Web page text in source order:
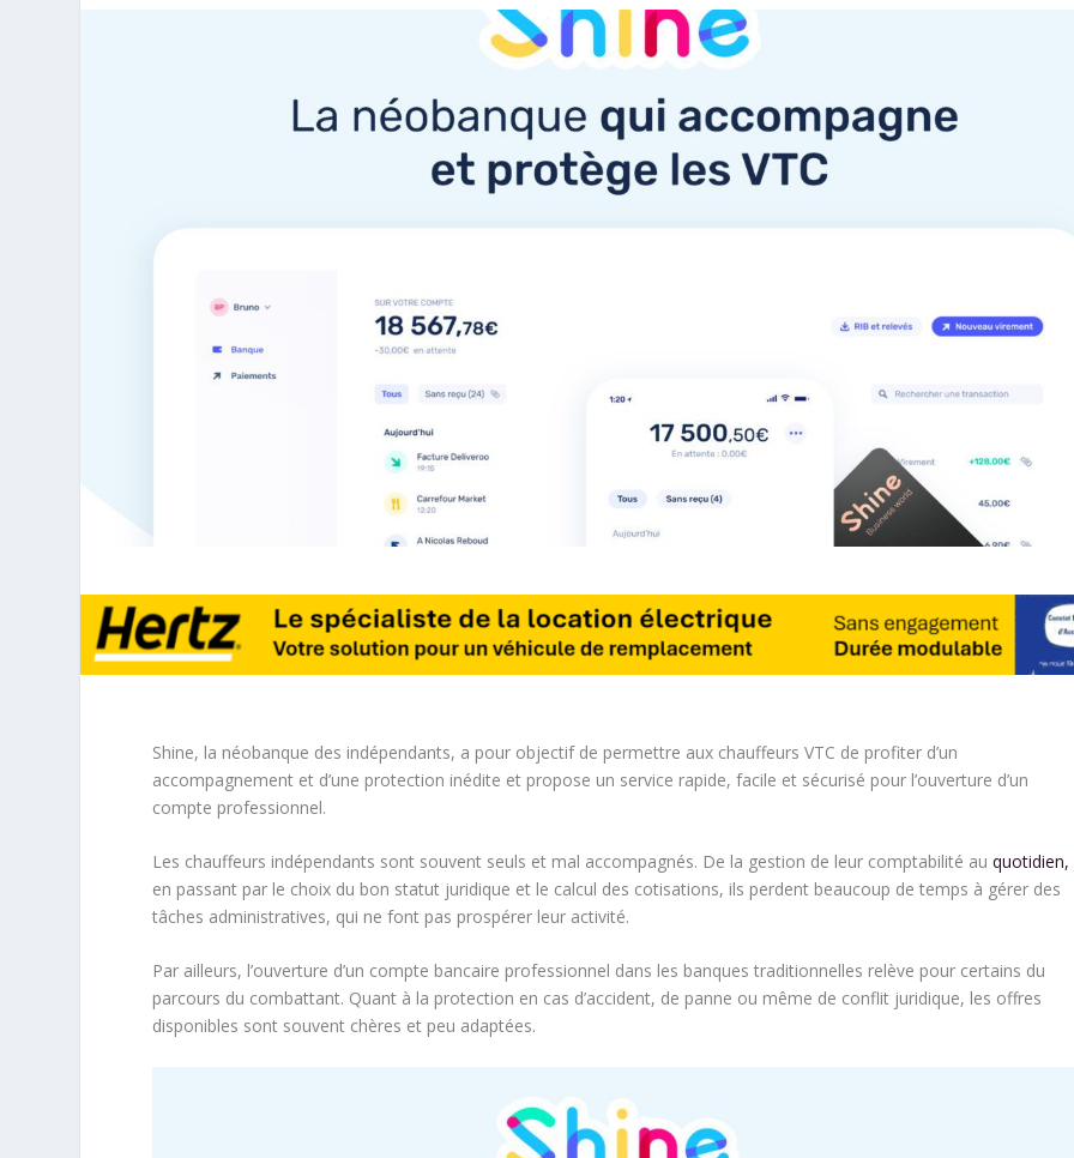
Shine, la néobanque des indépendants, a pour objectif de permettre aux chauffeurs VTC de profiter d’un
accompagnement et d’une protection inédite et propose un service rapide, facile et sécurisé pour l’ouverture d’un
compte professionnel.
Les chauffeurs indépendants sont souvent seuls et mal accompagnés. De la gestion de leur comptabilité auquotidien,
en passant par le choix du bon statut juridique et le calcul des cotisations, ils perdent beaucoup de temps à gérer des
tâches administratives, qui ne font pas prospérer leur activité.
Par ailleurs, l’ouverture d’un compte bancaire professionnel dans les banques traditionnelles relève pour certains du
parcours du combattant. Quant à la protection en cas d’accident, de panne ou même de conflit juridique, les offres
disponibles sont souvent chères et peu adaptées.